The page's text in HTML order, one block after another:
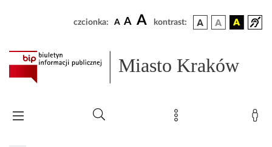
czcionka: A A A kontrast:
Miasto Kraków